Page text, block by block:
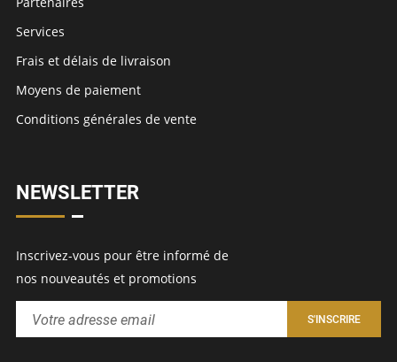
Services
Frais et délais de livraison
Moyens de paiement
Conditions générales de vente
NEWSLETTER
Inscrivez-vous pour être informé de
nos nouveautés et promotions